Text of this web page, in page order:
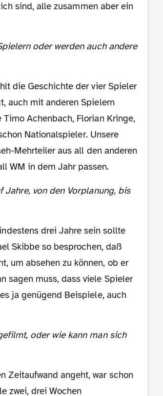
sind, alle zusammen aber ein
die Geschichte der vier Spieler
auch mit anderen Spielern
Achenbach, Florian Kringe,
Nationalspieler. Unsere
Mehrteiler aus all den anderen
WM in dem Jahr passen.
drei Jahre sein sollte
Skibbe so besprochen, daß
um absehen zu können, ob er
sagen muss, dass viele Spieler
ja genügend Beispiele, auch
Zeitaufwand angeht, war schon
zwei, drei Wochen